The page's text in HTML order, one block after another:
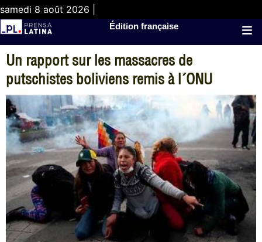
samedi 8 août 2026 |
Édition française
Un rapport sur les massacres de
putschistes boliviens remis à l´ONU